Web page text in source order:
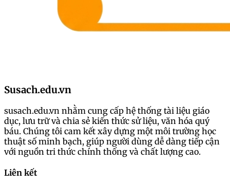
Susach.edu.vn
susach.edu.vn nhằm cung cấp hệ thống tài liệu giáo
dục, lưu trữ và chia sẻ kiến thức sử liệu, văn hóa quý
báu. Chúng tôi cam kết xây dựng một môi trường học
thuật số minh bạch, giúp người dùng dễ dàng tiếp cận
với nguồn tri thức chính thống và chất lượng cao.
Liên kết